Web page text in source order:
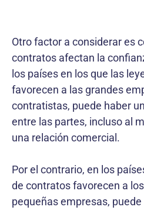
Otro factor a considerar es
contratos afectan la
los países en los que las
favorecen a las grandes
contratistas, puede haber
entre las partes, incluso al
una relación comercial.
Por el contrario, en los
de contratos favorecen a
pequeñas empresas,